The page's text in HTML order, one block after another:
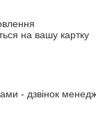
на вашу картку
- дзвінок